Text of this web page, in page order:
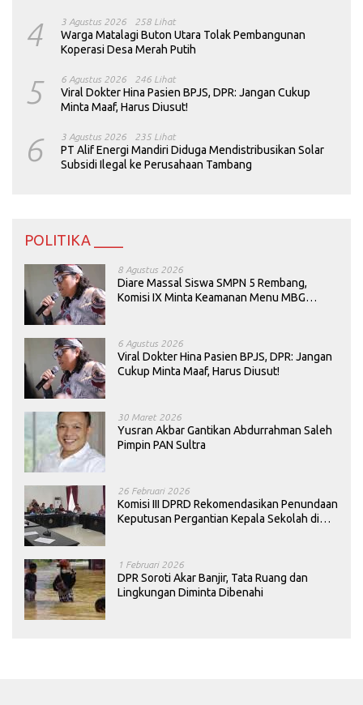
4 3 Agustus 2026 258 Lihat
Warga Matalagi Buton Utara Tolak Pembangunan
Koperasi Desa Merah Putih
5 6 Agustus 2026 246 Lihat
Viral Dokter Hina Pasien BPJS, DPR: Jangan Cukup
Minta Maaf, Harus Diusut!
6 3 Agustus 2026 235 Lihat
PT Alif Energi Mandiri Diduga Mendistribusikan Solar
Subsidi Ilegal ke Perusahaan Tambang
POLITIKA ____
8 Agustus 2026
Diare Massal Siswa SMPN 5 Rembang,
Komisi IX Minta Keamanan Menu MBG
6 Agustus 2026
Viral Dokter Hina Pasien BPJS, DPR: Jangan
Cukup Minta Maaf, Harus Diusut!
30 Maret 2026
Yusran Akbar Gantikan Abdurrahman Saleh
Pimpin PAN Sultra
26 Februari 2026
Komisi III DPRD Rekomendasikan Penundaan
Keputusan Pergantian Kepala Sekolah di
1 Februari 2026
DPR Soroti Akar Banjir, Tata Ruang dan
Lingkungan Diminta Dibenahi